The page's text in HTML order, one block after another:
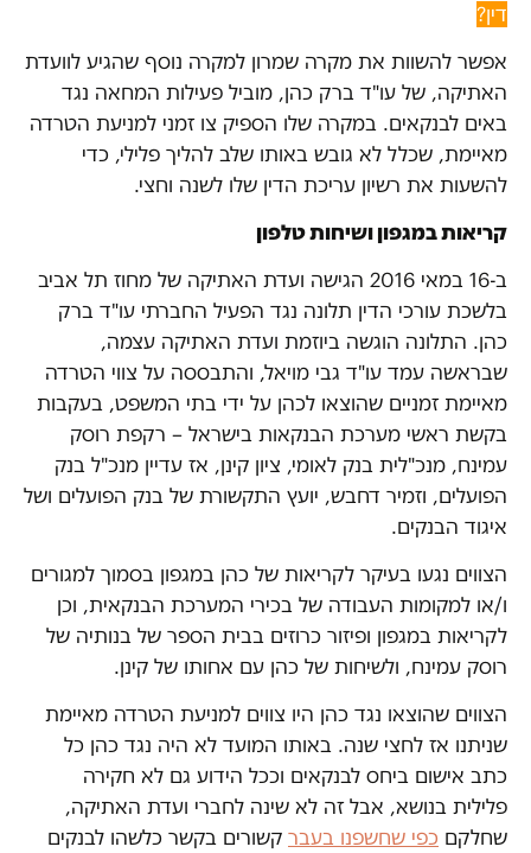
דין?
אפשר להשוות את מקרה שמרון למקרה נוסף שהגיע לוועדת
האתיקה, של עו"ד ברק כהן, מוביל פעילות המחאה נגד
באים לבנקאים. במקרה שלו הספיק צו זמני למניעת הטרדה
מאיימת, שכלל לא גובש באותו שלב להליך פלילי, כדי
להשעות את רשיון עריכת הדין שלו לשנה וחצי.
קריאות במגפון ושיחות טלפון
ב-16 במאי 2016 הגישה ועדת האתיקה של מחוז תל אביב
בלשכת עורכי הדין תלונה נגד הפעיל החברתי עו"ד ברק
כהן. התלונה הוגשה ביוזמת ועדת האתיקה עצמה,
שבראשה עמד עו"ד גבי מויאל, והתבססה על צווי הטרדה
מאיימת זמניים שהוצאו לכהן על ידי בתי המשפט, בעקבות
בקשת ראשי מערכת הבנקאות בישראל – רקפת רוסק
עמינח, מנכ"לית בנק לאומי, ציון קינן, אז עדיין מנכ"ל בנק
הפועלים, וזמיר דחבש, יועץ התקשורת של בנק הפועלים ושל
איגוד הבנקים.
הצווים נגעו בעיקר לקריאות של כהן במגפון בסמוך למגורים
ו/או למקומות העבודה של בכירי המערכת הבנקאית, וכן
לקריאות במגפון ופיזור כרוזים בבית הספר של בנותיה של
רוסק עמינח, ולשיחות של כהן עם אחותו של קינן.
הצווים שהוצאו נגד כהן היו צווים למניעת הטרדה מאיימת
שניתנו אז לחצי שנה. באותו המועד לא היה נגד כהן כל
כתב אישום ביחס לבנקאים וככל הידוע גם לא חקירה
פלילית בנושא, אבל זה לא שינה לחברי ועדת האתיקה,
שחלקם כפי שחשפנו בעבר קשורים בקשר כלשהו לבנקים